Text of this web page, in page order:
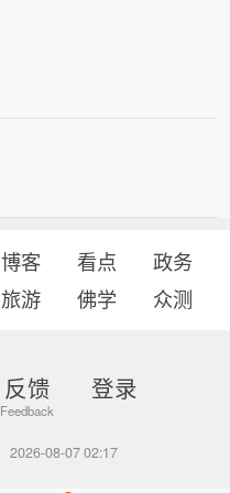
博客 看点
政务
旅游 佛学 众测
反馈 登录
2026-08-07 02:17